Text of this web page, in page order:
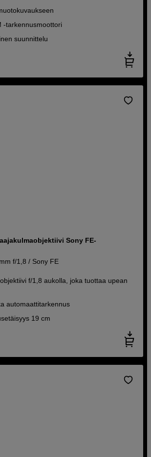
-tarkennusmoottori
suunnittelu
Sony FE-
f/1,8 / Sony FE
f/1,8 aukolla, joka tuottaa upean
automaattitarkennus
19 cm